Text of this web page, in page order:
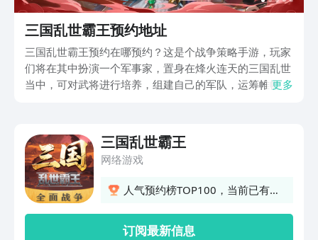
三国乱世霸王预约地址
三国乱世霸王预约在哪预约？这是个战争策略手游，玩家
们将在其中扮演一个军事家，置身在烽火连天的三国乱世
当中，可对武将进行培养，组建自己的军队，运筹帷幄，
接预约吧。
更多
三国乱世霸王
网络游戏
人气预约榜TOP100，当前已有
订阅最新信息